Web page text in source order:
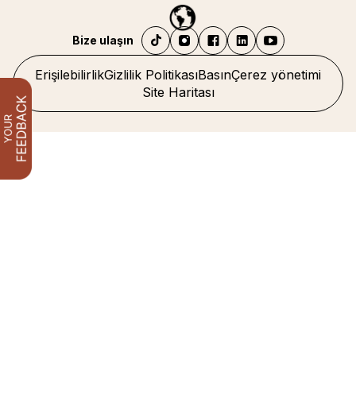
ErişilebilirlikGizlilik PolitikasıBasınÇerez yönetimi
Site Haritası
Bize ulaşın